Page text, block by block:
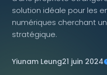
NOUS SUIVRE
solution idéale pour les
numériques cherchant
stratégique.
Yiunam Leung21 juin 2024